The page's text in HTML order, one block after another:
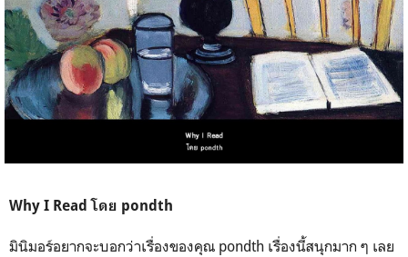
Why I Read โดย pondth
มินิมอร์อยากจะบอกว่าเรื่องของคุณ pondth เรื่องนี้สนุกมาก ๆ เลย